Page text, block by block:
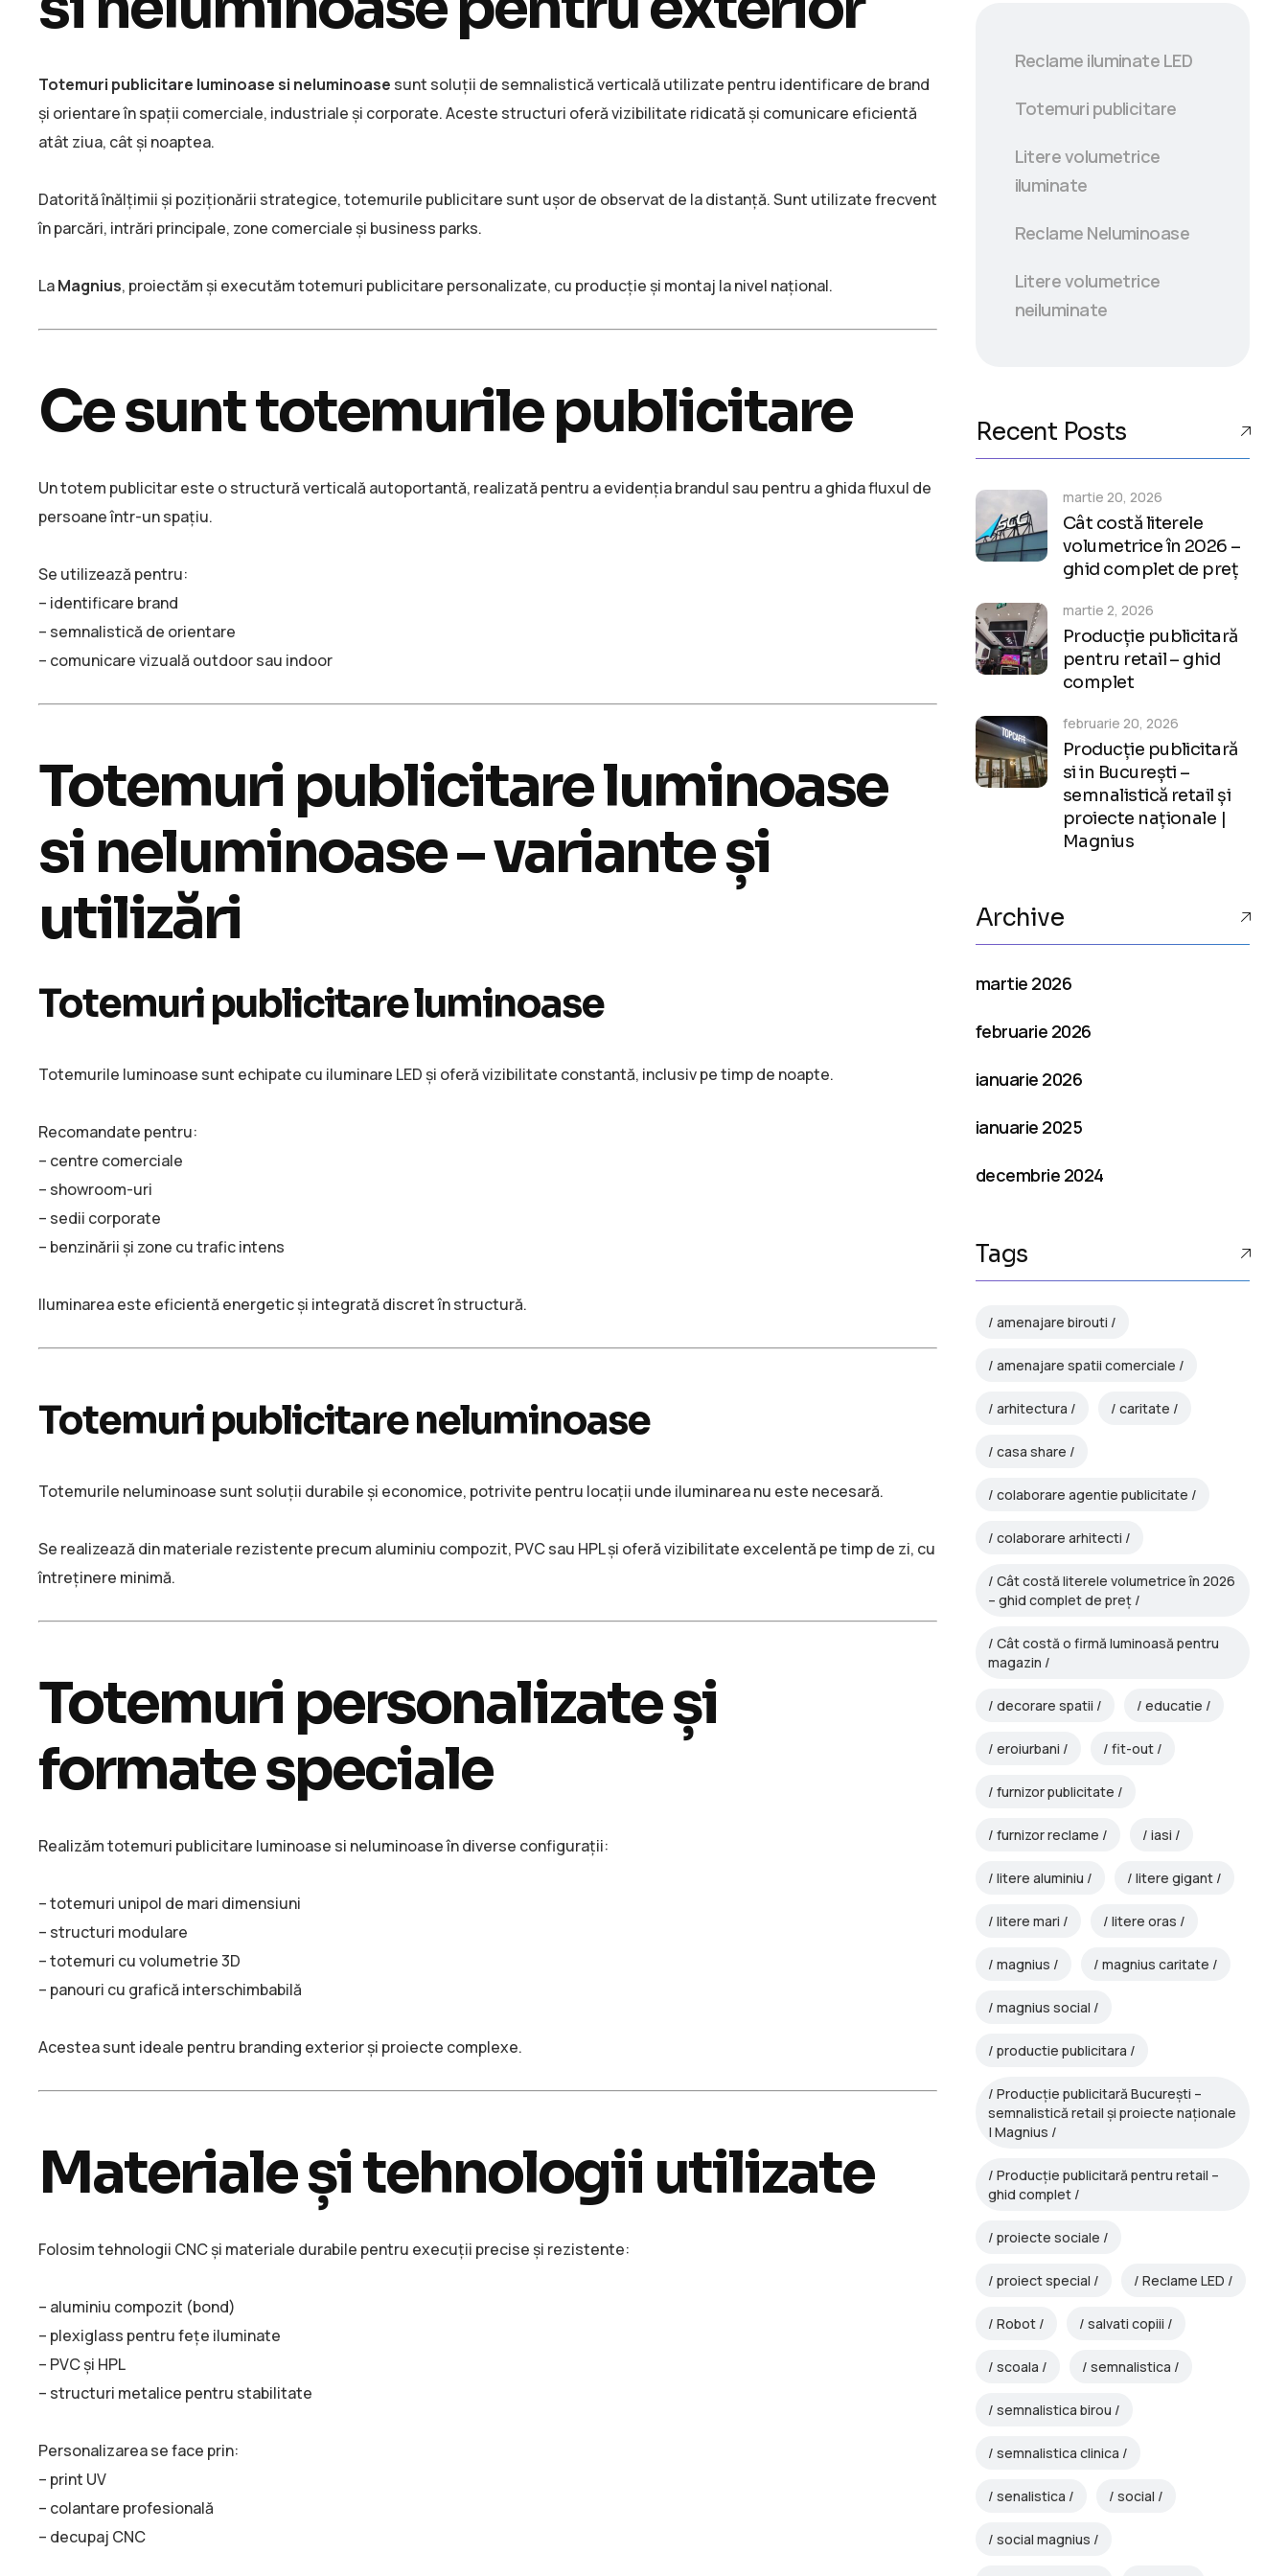
Totemuri publicitare luminoase si neluminoase sunt soluții de semnalistică verticală utilizate pentru identificare de brand
și orientare în spații comerciale, industriale și corporate. Aceste structuri oferă vizibilitate ridicată și comunicare eficientă
atât ziua, cât și noaptea.
Datorită înălțimii și poziționării strategice, totemurile publicitare sunt ușor de observat de la distanță. Sunt utilizate frecvent
în parcări, intrări principale, zone comerciale și business parks.
LaMagnius, proiectăm și executăm totemuri publicitare personalizate, cu producție și montaj la nivel național.
Ce sunt totemurile publicitare
Un totem publicitar este o structură verticală autoportantă, realizată pentru a evidenția brandul sau pentru a ghida fluxul de
persoane într-un spațiu.
Se utilizează pentru:
– identificare brand
– semnalistică de orientare
– comunicare vizuală outdoor sau indoor
Totemuri publicitare luminoase
si neluminoase – variante și
utilizări
Totemuri publicitare luminoase
Totemurile luminoase sunt echipate cu iluminare LED și oferă vizibilitate constantă, inclusiv pe timp de noapte.
Recomandate pentru:
– centre comerciale
– showroom-uri
– sedii corporate
– benzinării și zone cu trafic intens
Iluminarea este eficientă energetic și integrată discret în structură.
Totemuri publicitare neluminoase
Totemurile neluminoase sunt soluții durabile și economice, potrivite pentru locații unde iluminarea nu este necesară.
Se realizează din materiale rezistente precum aluminiu compozit, PVC sau HPL și oferă vizibilitate excelentă pe timp de zi, cu
întreținere minimă.
Totemuri personalizate și
formate speciale
Realizăm totemuri publicitare luminoase si neluminoase în diverse configurații:
– totemuri unipol de mari dimensiuni
– structuri modulare
– totemuri cu volumetrie 3D
– panouri cu grafică interschimbabilă
Acestea sunt ideale pentru branding exterior și proiecte complexe.
Materiale și tehnologii utilizate
Folosim tehnologii CNC și materiale durabile pentru execuții precise și rezistente:
– aluminiu compozit (bond)
– plexiglass pentru fețe iluminate
– PVC și HPL
– structuri metalice pentru stabilitate
Personalizarea se face prin:
– print UV
– colantare profesională
– decupaj CNC
Reclame iluminate LED
Totemuri publicitare
Litere volumetrice
iluminate
Reclame Neluminoase
Litere volumetrice
neiluminate
Recent Posts
Cât costă literele
volumetrice în 2026 –
ghid complet de preț
martie 20, 2026
Producție publicitară
pentru retail – ghid
complet
martie 2, 2026
Producție publicitară
si in București –
semnalistică retail și
proiecte naționale |
Magnius
februarie 20, 2026
Archive
martie 2026
februarie 2026
ianuarie 2026
ianuarie 2025
decembrie 2024
Tags
amenajare birouti
amenajare spatii comerciale
arhitectura caritate
casa share
colaborare agentie publicitate
colaborare arhitecti
Cât costă literele volumetrice în 2026
– ghid complet de preț
Cât costă o firmă luminoasă pentru
magazin
decorare spatii educatie
eroiurbani fit-out
furnizor publicitate
furnizor reclame iasi
litere aluminiu litere gigant
litere mari litere oras
magnius magnius caritate
magnius social
productie publicitara
Producție publicitară București –
semnalistică retail și proiecte naționale
| Magnius
Producție publicitară pentru retail –
ghid complet
proiecte sociale
proiect special Reclame LED
Robot salvati copiii
scoala semnalistica
semnalistica birou
semnalistica clinica
senalistica social
social magnius